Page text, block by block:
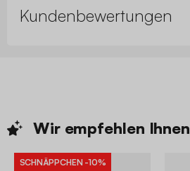
Kundenbewertungen
Wir empfehlen Ihnen
SCHNÄPPCHEN -10%